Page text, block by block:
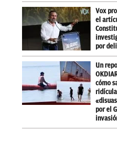
Vox
el
por
Un
cómo
por el